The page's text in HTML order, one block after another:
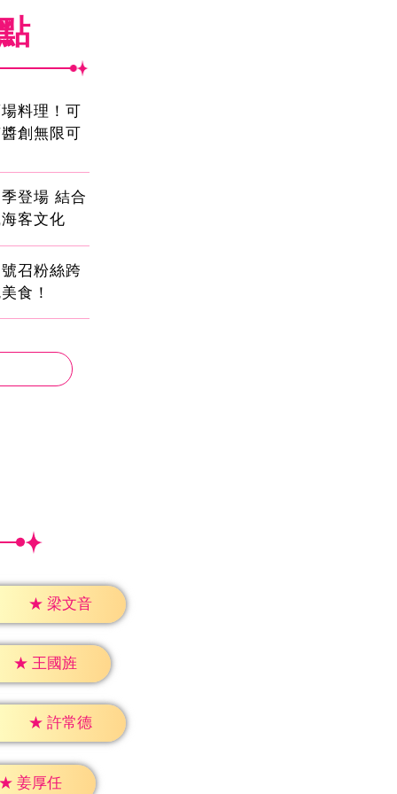
料理！可
創無限可
登場 結合
客文化
召粉絲跨
食！
★ 梁文音
★ 王國旌
★ 許常德
姜厚任